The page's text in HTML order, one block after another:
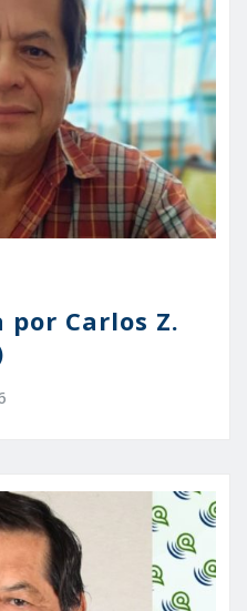
Carlos Z.